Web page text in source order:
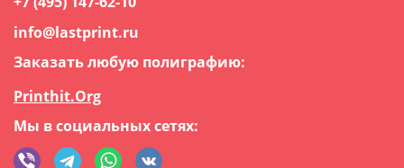
info@lastprint.ru
Заказать любую полиграфию:
Printhit.Org
Мы в социальных сетях: